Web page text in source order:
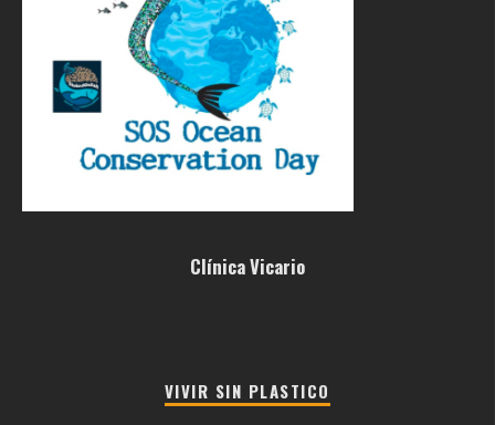
Clínica Vicario
VIVIR SIN PLASTICO